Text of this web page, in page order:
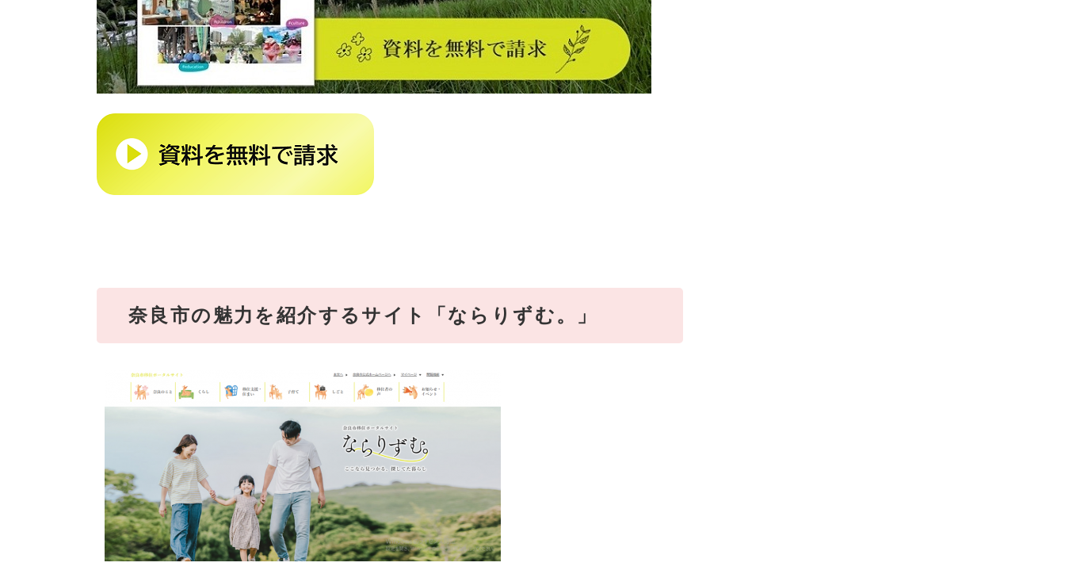
奈良市の魅力を紹介するサイト「ならりずむ。」